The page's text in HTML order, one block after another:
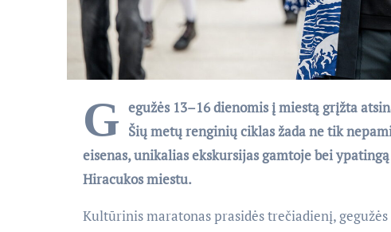
G egužės 13–16 dienomis į miestą grįžta
Šių metų renginių ciklas žada ne tik
eisenas, unikalias ekskursijas gamtoje bei
Hiracukos miestu.
Kultūrinis maratonas prasidės trečiadienį,